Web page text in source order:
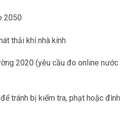
2050
thải khí nhà kính
2020 (yêu cầu đo online nước
tránh bị kiểm tra, phạt hoặc đình